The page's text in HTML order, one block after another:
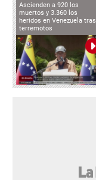
Ascienden a 920 los
muertos y 3.360 los
heridos en Venezuela tras
terremotos